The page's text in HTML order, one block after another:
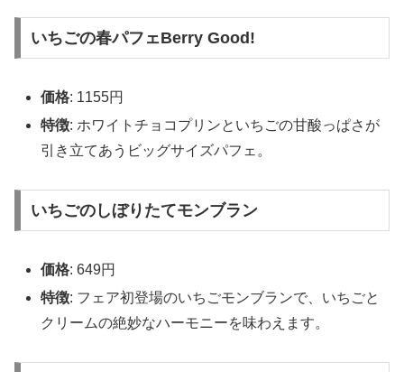
いちごの春パフェBerry Good!
価格: 1155円
特徴: ホワイトチョコプリンといちごの甘酸っぱさが
引き立てあうビッグサイズパフェ。
いちごのしぼりたてモンブラン
価格: 649円
特徴: フェア初登場のいちごモンブランで、いちごと
クリームの絶妙なハーモニーを味わえます。